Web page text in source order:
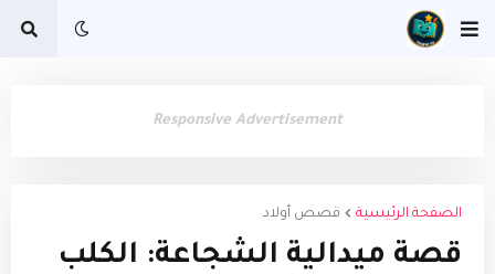
Responsive Advertisement
الصفحة الرئيسية قصص أولاد
​قصة ميدالية الشجاعة: الكلب